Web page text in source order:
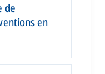
de
en